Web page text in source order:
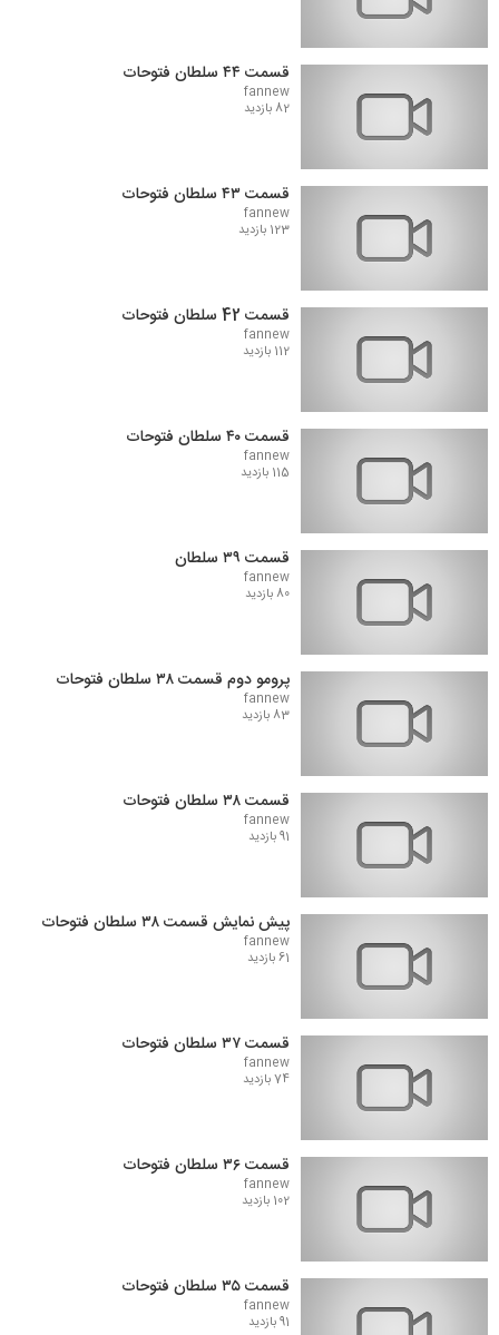
قسمت ۴۴ سلطان فتوحات
fannew
82 بازدید
قسمت ۴۳ سلطان فتوحات
fannew
123 بازدید
قسمت 42 سلطان فتوحات
fannew
112 بازدید
قسمت ۴۰ سلطان فتوحات
fannew
115 بازدید
قسمت ۳۹ سلطان
fannew
80 بازدید
پرومو دوم قسمت ۳۸ سلطان فتوحات
fannew
83 بازدید
قسمت ۳۸ سلطان فتوحات
fannew
91 بازدید
پیش نمایش قسمت ۳۸ سلطان فتوحات
fannew
61 بازدید
قسمت ۳۷ سلطان فتوحات
fannew
74 بازدید
قسمت ۳۶ سلطان فتوحات
fannew
102 بازدید
قسمت ۳۵ سلطان فتوحات
fannew
91 بازدید